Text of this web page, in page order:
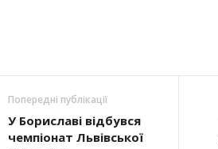
Попередні публікації
У Бориславі відбувся
чемпіонат Львівської